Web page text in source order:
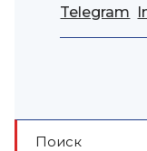
Telegram